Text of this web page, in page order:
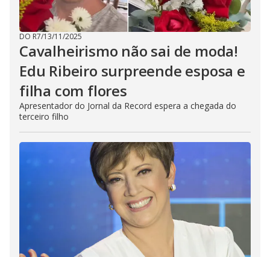
DO R7/13/11/2025
Cavalheirismo não sai de moda!
Edu Ribeiro surpreende esposa e
filha com flores
Apresentador do Jornal da Record espera a chegada do
terceiro filho